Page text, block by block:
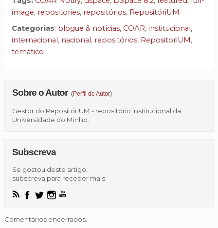
image, repositories, repositórios, RepositóriUM
Categorias: blogue & notícias, COAR, institucional,
internacional, nacional, repositórios, RepositoriUM,
temático
Sobre o Autor (Perfil de Autor)
Gestor do RepositóriUM - repositório institucional da
Universidade do Minho.
Subscreva
Se gostou deste artigo,
subscreva para receber mais.
Comentários encerrados.